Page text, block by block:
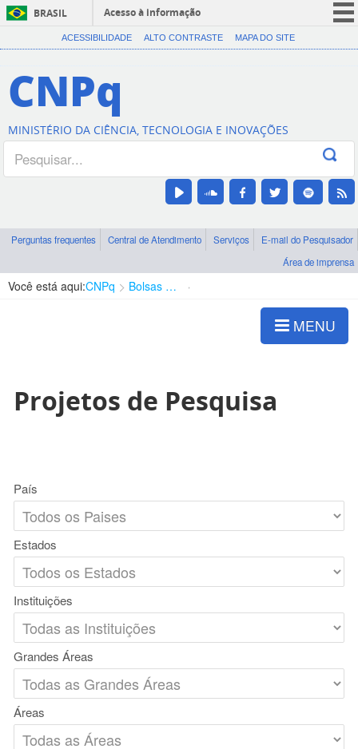
BRASIL
Acesso à informação
CORONAVÍRUS (COVID-19)
Canais
ACESSIBILIDADE ALTO CONTRASTE MAPA DO SITE
CNPq
MINISTÉRIO DA CIÊNCIA, TECNOLOGIA E INOVAÇÕES
Perguntas frequentes Central de Atendimento Serviços
E-mail do Pesquisador
Área de imprensa
Você está aqui:CNPq Bolsas e Auxílios Vigentes
MENU
Projetos de Pesquisa
País
Estados
Instituições
Grandes Áreas
Áreas